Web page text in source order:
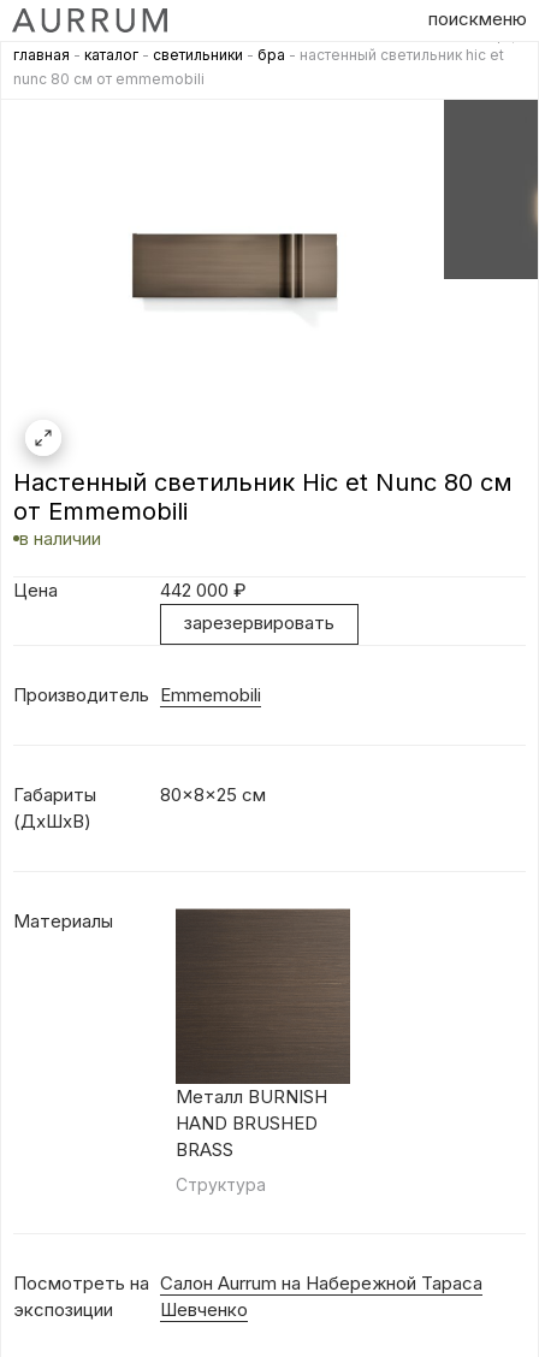
поискменю
главная - каталог - светильники - бра - настенный светильник hic et
nunc 80 см от emmemobili
Настенный светильник Hic et Nunc 80 см
от Emmemobili
в наличии
Цена 442 000 ₽
зарезервировать
Производитель Emmemobili
Габариты
(ДхШхВ)
80x8x25 см
Материалы
Металл BURNISH
HAND BRUSHED
BRASS
Структура
Посмотреть на
экспозиции
Салон Aurrum на Набережной Тараса
Шевченко